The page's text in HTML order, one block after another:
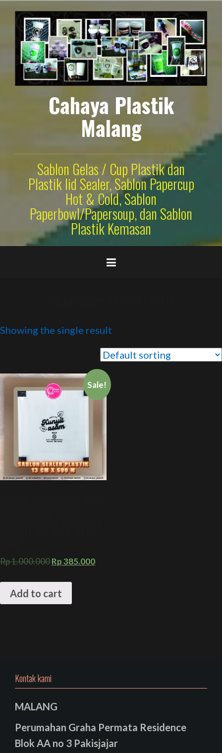
konten
Cahaya Plastik
Malang
Sablon Gelas / Cup Plastik dan
Plastik lid Sealer, Sablon Papercup
Hot & Cold, Sablon
Paperbowl/Papersoup, dan Sablon
Plastik Kemasan
Showing the single result
Sale!
Rp1.000.000Rp385.000
Add to cart
Kontak kami
MALANG
Perumahan Graha Permata Residence
Blok AA no 3 Pakisjajar